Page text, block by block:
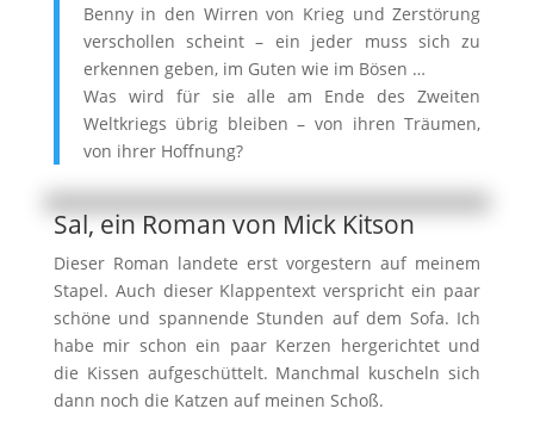
Benny in den Wirren von Krieg und Zerstörung
verschollen scheint – ein jeder muss sich zu
erkennen geben, im Guten wie im Bösen …
Was wird für sie alle am Ende des Zweiten
Weltkriegs übrig bleiben – von ihren Träumen,
von ihrer Hoffnung?
Sal, ein Roman von Mick Kitson
Dieser Roman landete erst vorgestern auf meinem
Stapel. Auch dieser Klappentext verspricht ein paar
schöne und spannende Stunden auf dem Sofa. Ich
habe mir schon ein paar Kerzen hergerichtet und
die Kissen aufgeschüttelt. Manchmal kuscheln sich
dann noch die Katzen auf meinen Schoß.